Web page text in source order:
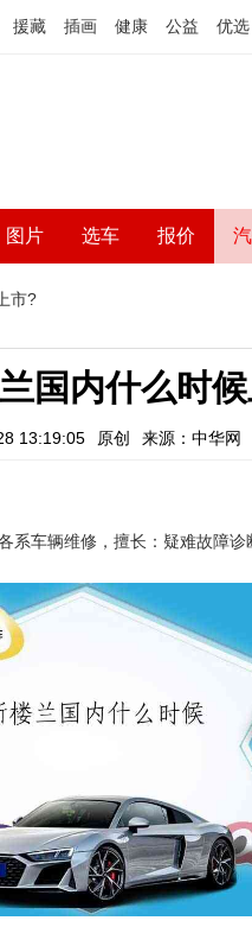
援藏 插画 健康 公益 优选
图片 选车 报价
市?
国内什么时
13:19:05 原创 来源：中华网